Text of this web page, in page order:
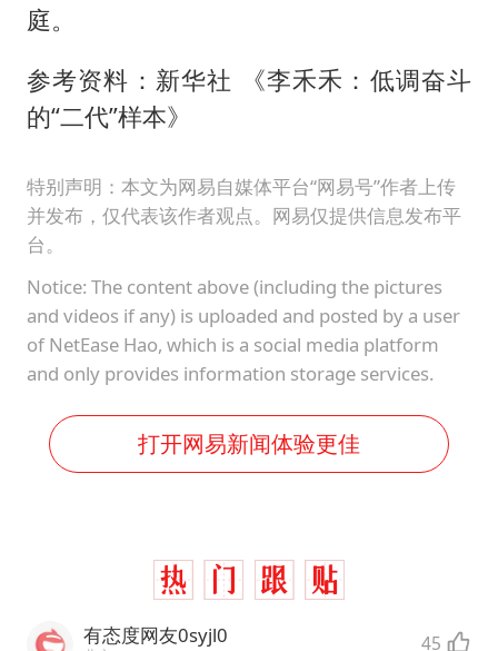
庭。
参考资料：新华社 《李禾禾：低调奋斗
的“二代”样本》
特别声明：本文为网易自媒体平台“网易号”作者上传
并发布，仅代表该作者观点。网易仅提供信息发布平
台。
Notice: The content above (including the pictures
and videos if any) is uploaded and posted by a user
of NetEase Hao, which is a social media platform
and only provides information storage services.
打开网易新闻体验更佳
有态度网友0syjl0 45